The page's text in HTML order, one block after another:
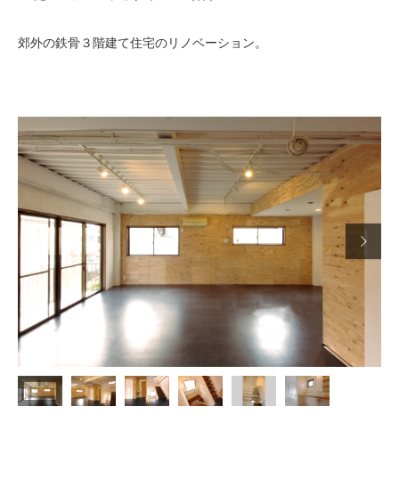
郊外の鉄骨３階建て住宅のリノベーション。
